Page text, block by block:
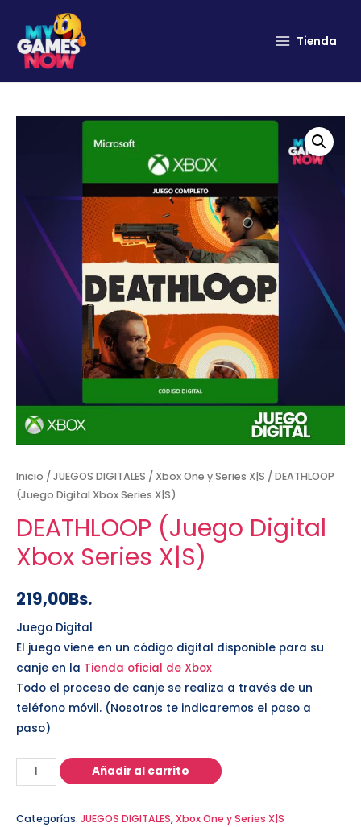
Tienda
Inicio /JUEGOS DIGITALES / Xbox One y Series X|S / DEATHLOOP
(Juego Digital Xbox Series X|S)
DEATHLOOP (Juego Digital
Xbox Series X|S)
219,00Bs.
Juego Digital
El juego viene en un código digital disponible para su
canje en la Tienda oficial de Xbox
Todo el proceso de canje se realiza a través de un
teléfono móvil. (Nosotros te indicaremos el paso a
paso)
Añadir al carrito
Categorías: JUEGOS DIGITALES,Xbox One y Series X|S